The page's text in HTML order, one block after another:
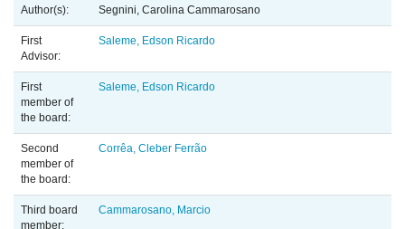
Author(s): Segnini, Carolina Cammarosano
First
Advisor:
Saleme, Edson Ricardo
First
member of
the board:
Saleme, Edson Ricardo
Second
member of
the board:
Corrêa, Cleber Ferrão
Third board
member:
Cammarosano, Marcio